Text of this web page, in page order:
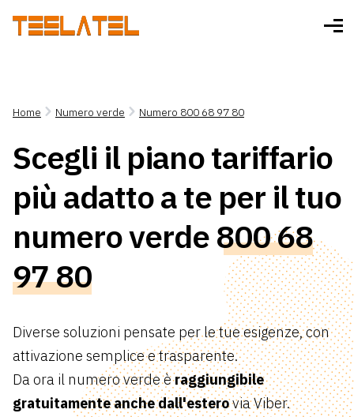
Home Numero verde Numero 800 68 97 80
Scegli il piano tariffario
più adatto a te per il tuo
numero verde800 68
97 80
Diverse soluzioni pensate per le tue esigenze, con
attivazione semplice e trasparente.
Da ora il numero verde èraggiungibile
gratuitamente anche dall'esterovia Viber.